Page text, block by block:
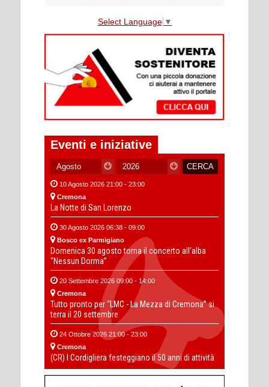
Select Language ▼
Eventi e iniziative
10 Agosto 2026 21:00 - 23:00
Cremona
La Notte di San Lorenzo
30 Agosto 2026 06:38 - 09:00
Bosco ex Parmigiano
Domenica 30 agosto torna il concerto all’alba
“Nessun Dorma”
20 Settembre 2026 09:00 - 14:00
Cremona
Tutto pronto per “LMC - La Mezza di Cremona” si
terra il 20 settembre
24 Ottobre 2026 21:00 - 23:00
Cremona
(CR) I Cordigliera festeggiano il 50 anni di attività